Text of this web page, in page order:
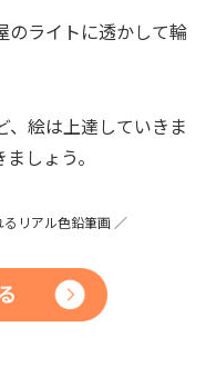
のライトに透かして輪
、絵は上達していきま
しょう。
リアル色鉛筆画 ／